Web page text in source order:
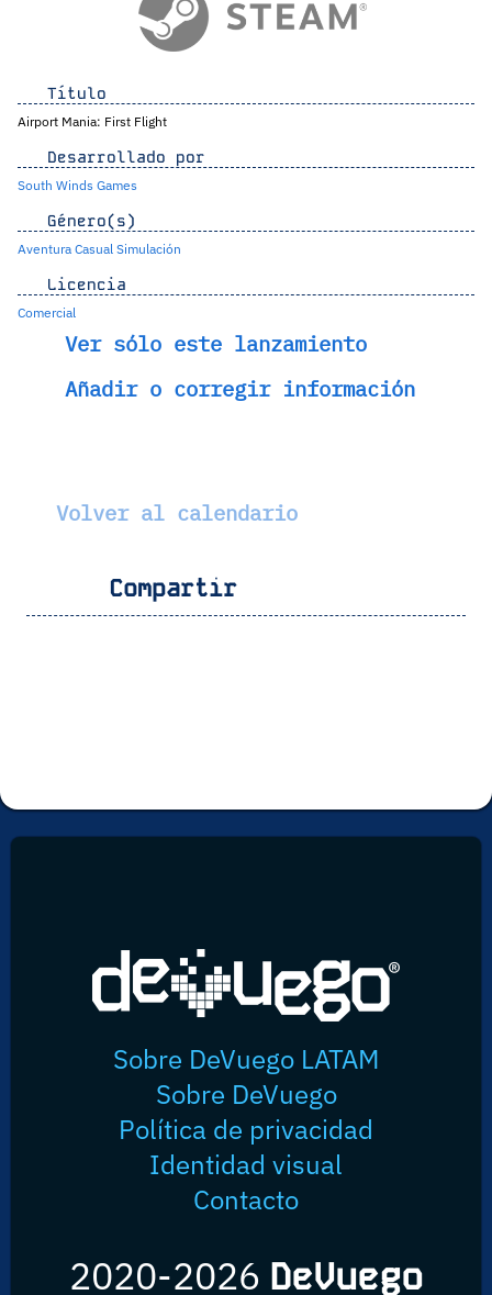
Título
Airport Mania: First Flight
Desarrollado por
South Winds Games
Género(s)
Aventura Casual Simulación
Licencia
Comercial
Ver sólo este lanzamiento
Añadir o corregir información
Volver al calendario
Compartir
Sobre DeVuego LATAM
Sobre DeVuego
Política de privacidad
Identidad visual
Contacto
2020-2026 DeVuego